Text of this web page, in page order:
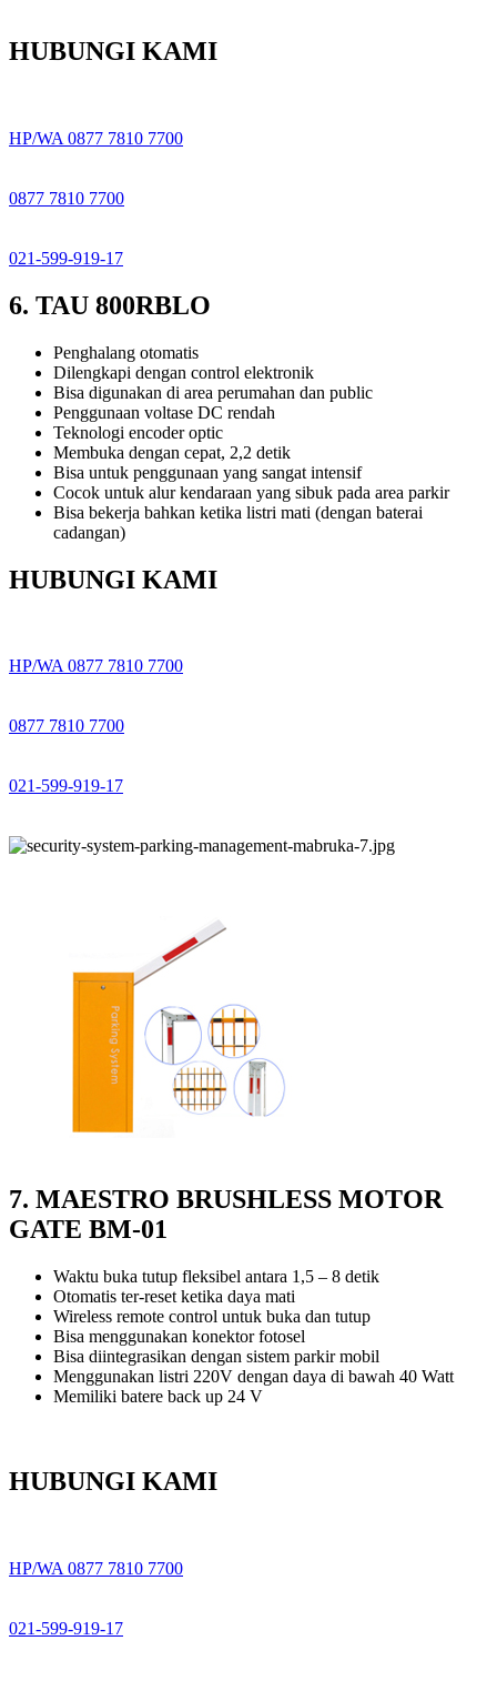
HUBUNGI KAMI
HP/WA 0877 7810 7700
0877 7810 7700
021-599-919-17
6. TAU 800RBLO
Penghalang otomatis
Dilengkapi dengan control elektronik
Bisa digunakan di area perumahan dan public
Penggunaan voltase DC rendah
Teknologi encoder optic
Membuka dengan cepat, 2,2 detik
Bisa untuk penggunaan yang sangat intensif
Cocok untuk alur kendaraan yang sibuk pada area parkir
Bisa bekerja bahkan ketika listri mati (dengan baterai
cadangan)
HUBUNGI KAMI
HP/WA 0877 7810 7700
0877 7810 7700
021-599-919-17
7. MAESTRO BRUSHLESS MOTOR
GATE BM-01
Waktu buka tutup fleksibel antara 1,5 – 8 detik
Otomatis ter-reset ketika daya mati
Wireless remote control untuk buka dan tutup
Bisa menggunakan konektor fotosel
Bisa diintegrasikan dengan sistem parkir mobil
Menggunakan listri 220V dengan daya di bawah 40 Watt
Memiliki batere back up 24 V
HUBUNGI KAMI
HP/WA 0877 7810 7700
021-599-919-17